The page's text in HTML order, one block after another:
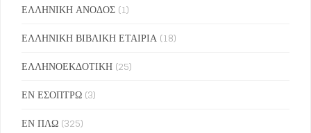
ΕΛΛΗΝΙΚΗ ΑΝΟΔΟΣ (1)
ΕΛΛΗΝΙΚΗ ΒΙΒΛΙΚΗ ΕΤΑΙΡΙΑ (18)
ΕΛΛΗΝΟΕΚΔΟΤΙΚΗ (25)
ΕΝ ΕΣΟΠΤΡΩ (3)
ΕΝ ΠΛΩ (325)